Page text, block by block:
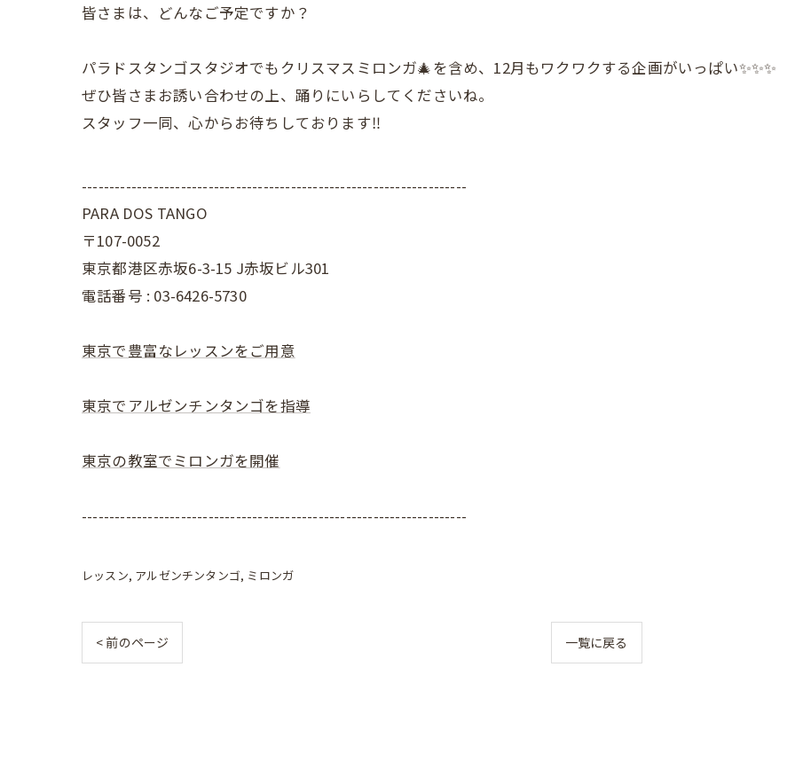
皆さまは、どんなご予定ですか？
パラドスタンゴスタジオでもクリスマスミロンガ🎄を含め、12月もワクワクする企画がいっぱい✨✨✨
ぜひ皆さまお誘い合わせの上、踊りにいらしてくださいね。
スタッフ一同、心からお待ちしております‼️
----------------------------------------------------------------------
PARA DOS TANGO
〒107-0052
東京都港区赤坂6-3-15 J赤坂ビル301
電話番号 : 03-6426-5730
東京で豊富なレッスンをご用意
東京でアルゼンチンタンゴを指導
東京の教室でミロンガを開催
----------------------------------------------------------------------
レッスン アルゼンチンタンゴ ミロンガ
< 前のページ 一覧に戻る